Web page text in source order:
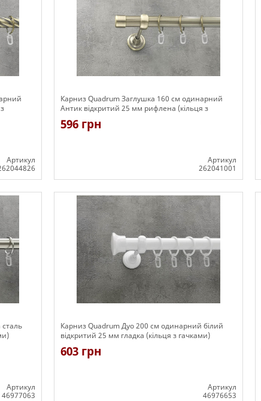
Артикул
Карниз Quadrum Заглушка 160 см одинарний
Антик відкритий 25 мм рифлена (кільця з
гачками)
596 грн
Артикул
262041001
Артикул
46977063
Карниз Quadrum Дуо 200 см одинарний білий
відкритий 25 мм гладка (кільця з гачками)
603 грн
Артикул
46976653